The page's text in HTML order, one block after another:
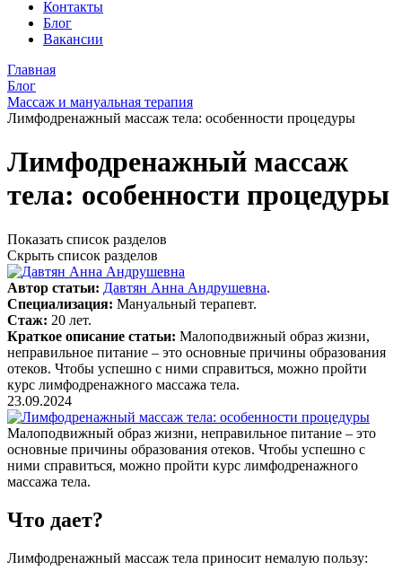
Контакты
Блог
Вакансии
Главная
Блог
Массаж и мануальная терапия
Лимфодренажный массаж тела: особенности процедуры
Лимфодренажный массаж
тела: особенности процедуры
Показать список разделов
Скрыть список разделов
Автор статьи: Давтян Анна Андрушевна.
Специализация: Мануальный терапевт.
Стаж: 20 лет.
Краткое описание статьи: Малоподвижный образ жизни,
неправильное питание – это основные причины образования
отеков. Чтобы успешно с ними справиться, можно пройти
курс лимфодренажного массажа тела.
23.09.2024
Малоподвижный образ жизни, неправильное питание – это
основные причины образования отеков. Чтобы успешно с
ними справиться, можно пройти курс лимфодренажного
массажа тела.
Что дает?
Лимфодренажный массаж тела приносит немалую пользу: